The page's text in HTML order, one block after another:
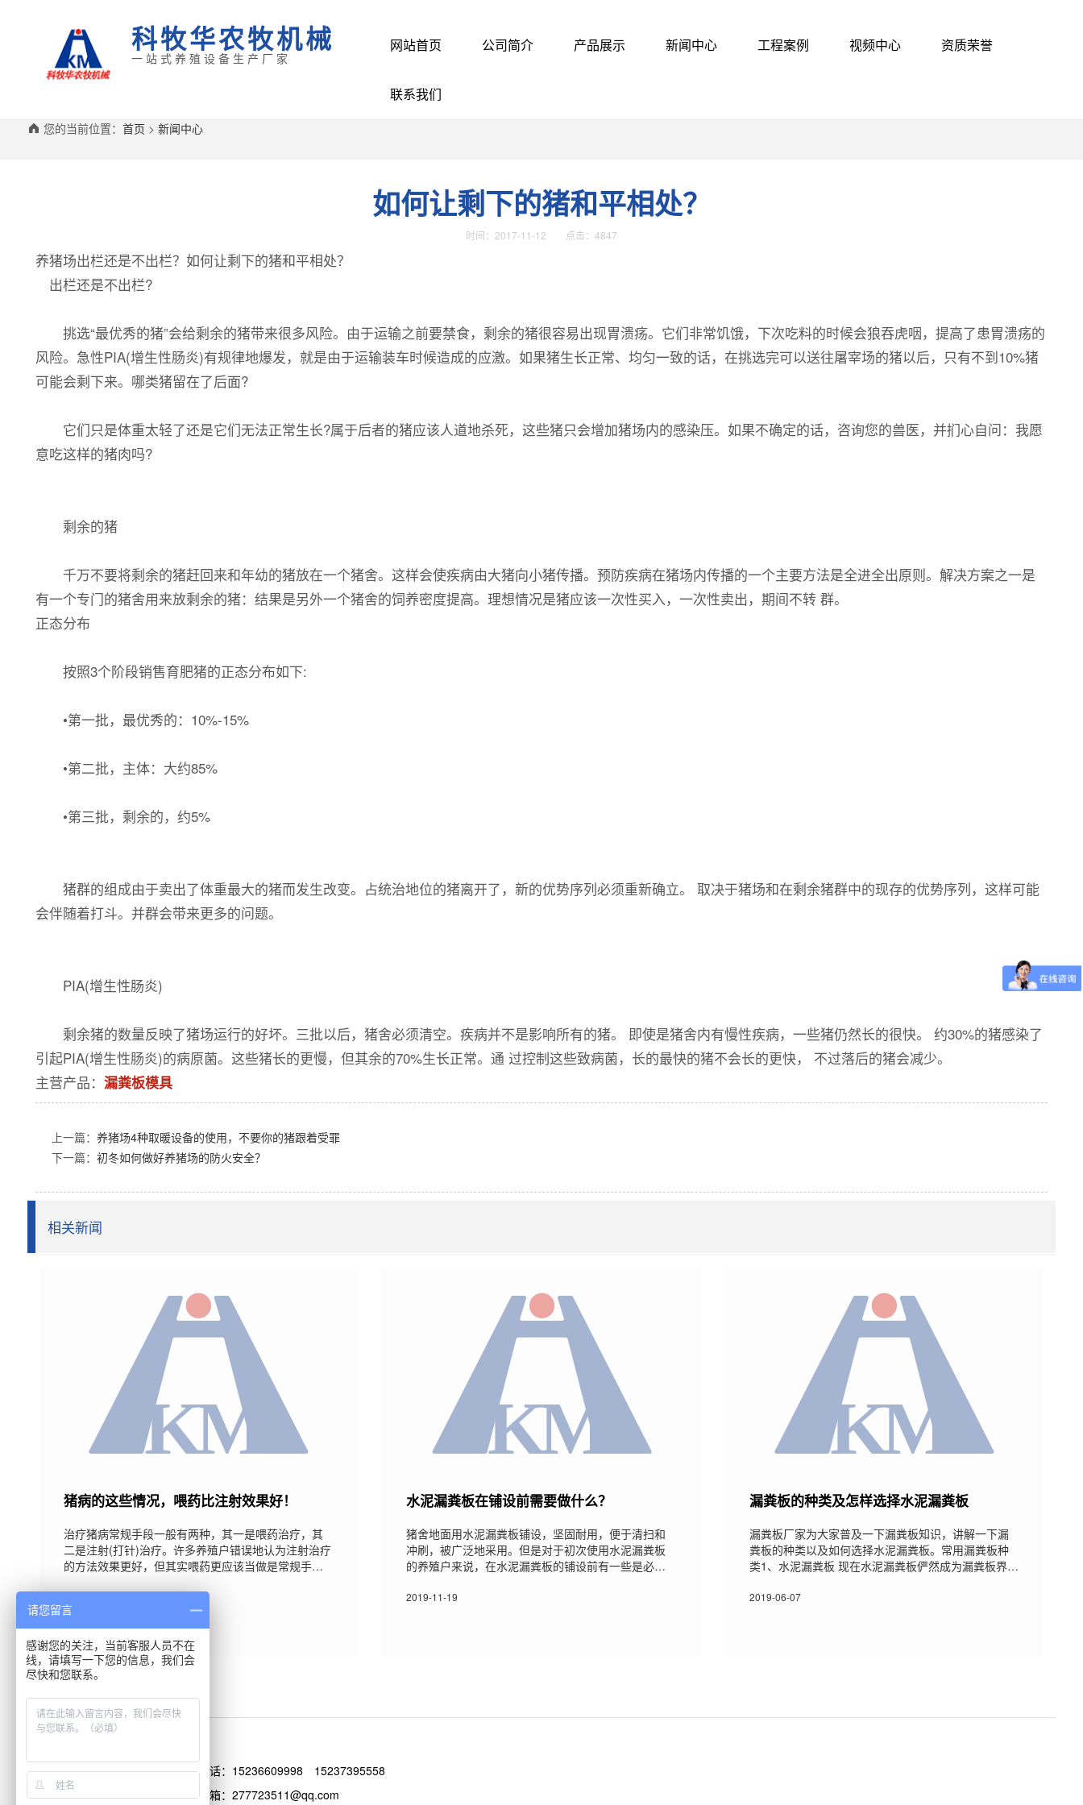
科牧华农牧机械
一站式养殖设备生产厂家
网站首页 公司简介 产品展示 新闻中心 工程案例 视频中心 资质荣誉
联系我们
您的当前位置： 首页 > 新闻中心
如何让剩下的猪和平相处？
时间：2017-11-12 点击：4847
养猪场出栏还是不出栏？如何让剩下的猪和平相处？
出栏还是不出栏?
挑选“最优秀的猪”会给剩余的猪带来很多风险。由于运输之前要禁食，剩余的猪很容易出现胃溃疡。它们非常饥饿，下次吃料的时候会狼吞虎咽，提高了患胃溃疡的
风险。急性PIA(增生性肠炎)有规律地爆发，就是由于运输装车时候造成的应激。如果猪生长正常、均匀一致的话，在挑选完可以送往屠宰场的猪以后，只有不到10%猪
可能会剩下来。哪类猪留在了后面?
它们只是体重太轻了还是它们无法正常生长?属于后者的猪应该人道地杀死，这些猪只会增加猪场内的感染压。如果不确定的话，咨询您的兽医，并扪心自问：我愿
意吃这样的猪肉吗?
剩余的猪
千万不要将剩余的猪赶回来和年幼的猪放在一个猪舍。这样会使疾病由大猪向小猪传播。预防疾病在猪场内传播的一个主要方法是全进全出原则。解决方案之一是
有一个专门的猪舍用来放剩余的猪：结果是另外一个猪舍的饲养密度提高。理想情况是猪应该一次性买入，一次性卖出，期间不转 群。
正态分布
按照3个阶段销售育肥猪的正态分布如下:
•第一批，最优秀的：10%-15%
•第二批，主体：大约85%
•第三批，剩余的，约5%
猪群的组成由于卖出了体重最大的猪而发生改变。占统治地位的猪离开了，新的优势序列必须重新确立。 取决于猪场和在剩余猪群中的现存的优势序列，这样可能
会伴随着打斗。并群会带来更多的问题。
PIA(增生性肠炎)
剩余猪的数量反映了猪场运行的好坏。三批以后，猪舍必须清空。疾病并不是影响所有的猪。 即使是猪舍内有慢性疾病，一些猪仍然长的很快。 约30%的猪感染了
引起PIA(增生性肠炎)的病原菌。这些猪长的更慢，但其余的70%生长正常。通 过控制这些致病菌，长的最快的猪不会长的更快， 不过落后的猪会减少。
主营产品： 漏粪板模具
上一篇： 养猪场4种取暖设备的使用，不要你的猪跟着受罪
下一篇： 初冬如何做好养猪场的防火安全？
相关新闻
猪病的这些情况，喂药比注射效果好！
治疗猪病常规手段一般有两种，其一是喂药治疗，其
二是注射(打针)治疗。许多养殖户错误地认为注射治疗
的方法效果更好，但其实喂药更应该当做是常规手
疗的方案反而效果更好。一、季节性防疫由于不同的
季节温度和湿度差异很大，所以总有一些季节性疾病
会感染猪群。春季猪副嗜血杆菌病、水肿病、大肠杆
菌病等比较多发。夏季猪乙型脑炎、猪附红细胞体
病、猪弓形体病等比较多发。秋季猪气喘病、猪流行
性感冒、仔猪副伤寒等疾病比较多发。冬季则感冒、
水泥漏粪板在铺设前需要做什么？
猪舍地面用水泥漏粪板铺设，坚固耐用，便于清扫和
冲刷，被广泛地采用。但是对于初次使用水泥漏粪板
的养殖户来说，在水泥漏粪板的铺设前有一些是必须
有哪些事项需要了解呢？下面小编简单的和大家分享
2019-11-19
漏粪板的种类及怎样选择水泥漏粪板
漏粪板厂家为大家普及一下漏粪板知识，讲解一下漏
粪板的种类以及如何选择水泥漏粪板。常用漏粪板种
类1、水泥漏粪板 现在水泥漏粪板俨然成为漏粪板界的
筋和高强度水泥以及石砂制作而成，不需要任何的框
2019-06-07
电话： 15236609998
15237395558
邮箱：277723511@qq.com
请您留言
感谢您的关注，当前客服人员不在
线，请填写一下您的信息，我们会
尽快和您联系。